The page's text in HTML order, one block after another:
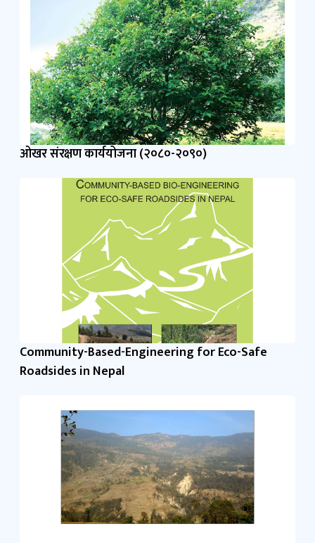
ओखर संरक्षण कार्ययोजना (२०८०-२०९०)
Community-Based-Engineering for Eco-Safe
Roadsides in Nepal